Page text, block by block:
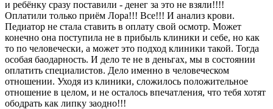
и ребёнку сразу поставили - денег за это не взяли!!!!
Оплатили только приём Лора!!! Все!!! И анализ крови.
Педиатор не стала ставить в оплату свой осмотр. Может
конечно она поступила не в прибыль клиники и себе, но как
то по человечески, а может это подход клиники такой. Тогда
особая баодарность. И дело те не в деньгах, мы в состоянии
оплатить специалистов. Дело именно в человеческом
отношении. Уходя из клиники, сложилось положительное
отношение в целом, и не осталось впечатления, что тебя хотят
ободрать как липку заодно!!!